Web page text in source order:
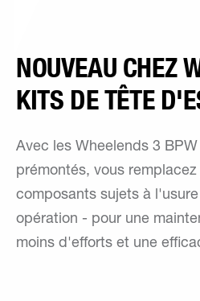
NOUVEAU CHEZ
KITS DE TÊTE
Avec les Wheelends 3
prémontés, vous
composants sujets à
opération - pour une
moins d'efforts et une